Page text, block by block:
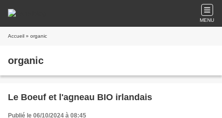
MENU
Accueil » organic
organic
Le Boeuf et l'agneau BIO irlandais
Publié le 06/10/2024 à 08:45